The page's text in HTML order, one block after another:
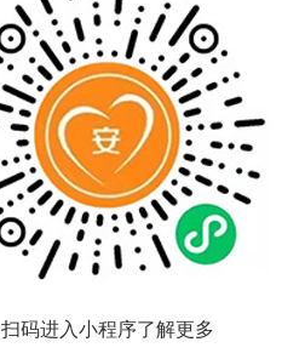
扫码进入小程序了解更多